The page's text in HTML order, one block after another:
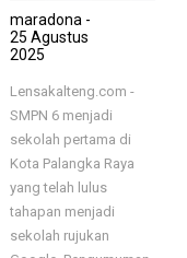
maradona -
25 Agustus
2025
Lensakalteng.com -
SMPN 6 menjadi
sekolah pertama di
Kota Palangka Raya
yang telah lulus
tahapan menjadi
sekolah rujukan
KAPUAS
Lantik dan